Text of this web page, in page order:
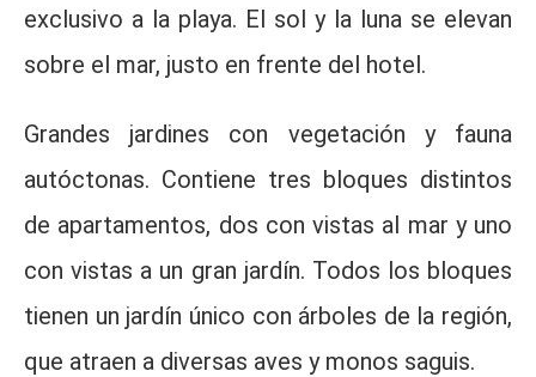
exclusivo a la playa. El sol y la luna se elevan
sobre el mar, justo en frente del hotel.
Grandes jardines con vegetación y fauna
autóctonas. Contiene tres bloques distintos
de apartamentos, dos con vistas al mar y uno
con vistas a un gran jardín. Todos los bloques
tienen un jardín único con árboles de la región,
que atraen a diversas aves y monos saguis.